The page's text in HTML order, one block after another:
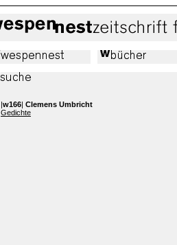
|w166| Clemens Umbricht
Gedichte